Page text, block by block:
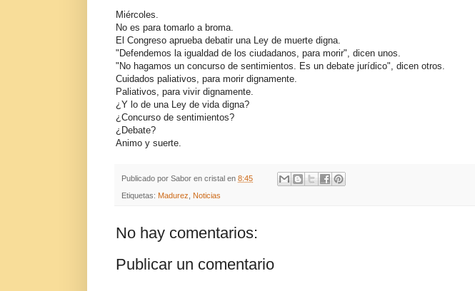
Miércoles.
No es para tomarlo a broma.
El Congreso aprueba debatir una Ley de muerte digna.
"Defendemos la igualdad de los ciudadanos, para morir", dicen unos.
"No hagamos un concurso de sentimientos. Es un debate jurídico", dicen otros.
Cuidados paliativos, para morir dignamente.
Paliativos, para vivir dignamente.
¿Y lo de una Ley de vida digna?
¿Concurso de sentimientos?
¿Debate?
Animo y suerte.
Publicado por Sabor en cristal en 8:45
Etiquetas: Madurez Noticias
No hay comentarios:
Publicar un comentario